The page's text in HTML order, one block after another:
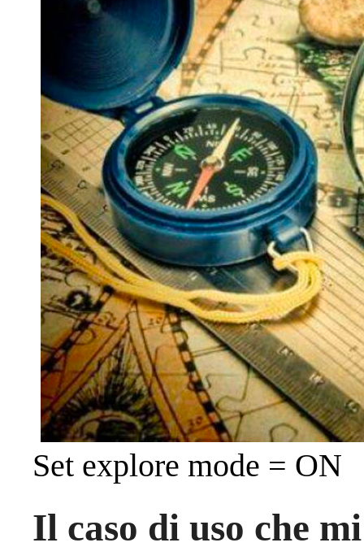
Set explore mode = ON
Il caso di uso che